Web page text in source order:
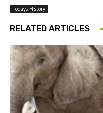
Todays History
RELATED ARTICLES